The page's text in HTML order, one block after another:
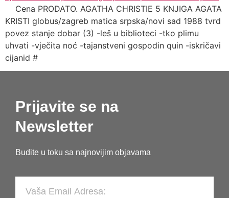
Cena PRODATO. AGATHA CHRISTIE 5 KNJIGA AGATA
KRISTI globus/zagreb matica srpska/novi sad 1988 tvrd
povez stanje dobar (3) -leš u biblioteci -tko plimu
uhvati -vječita noć -tajanstveni gospodin quin -iskričavi
cijanid #
Prijavite se na
Newsletter
Budite u toku sa najnovijim objavama